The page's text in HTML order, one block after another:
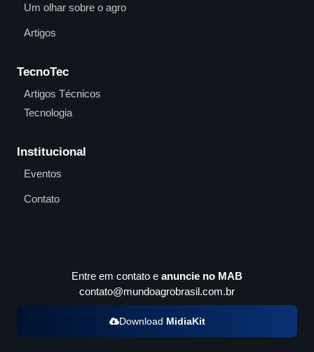
Um olhar sobre o agro
Artigos
TecnoTec
Artigos Técnicos
Tecnologia
Institucional
Eventos
Contato
Entre em contato e anuncie no MAB
contato@mundoagrobrasil.com.br
Download MidiaKit